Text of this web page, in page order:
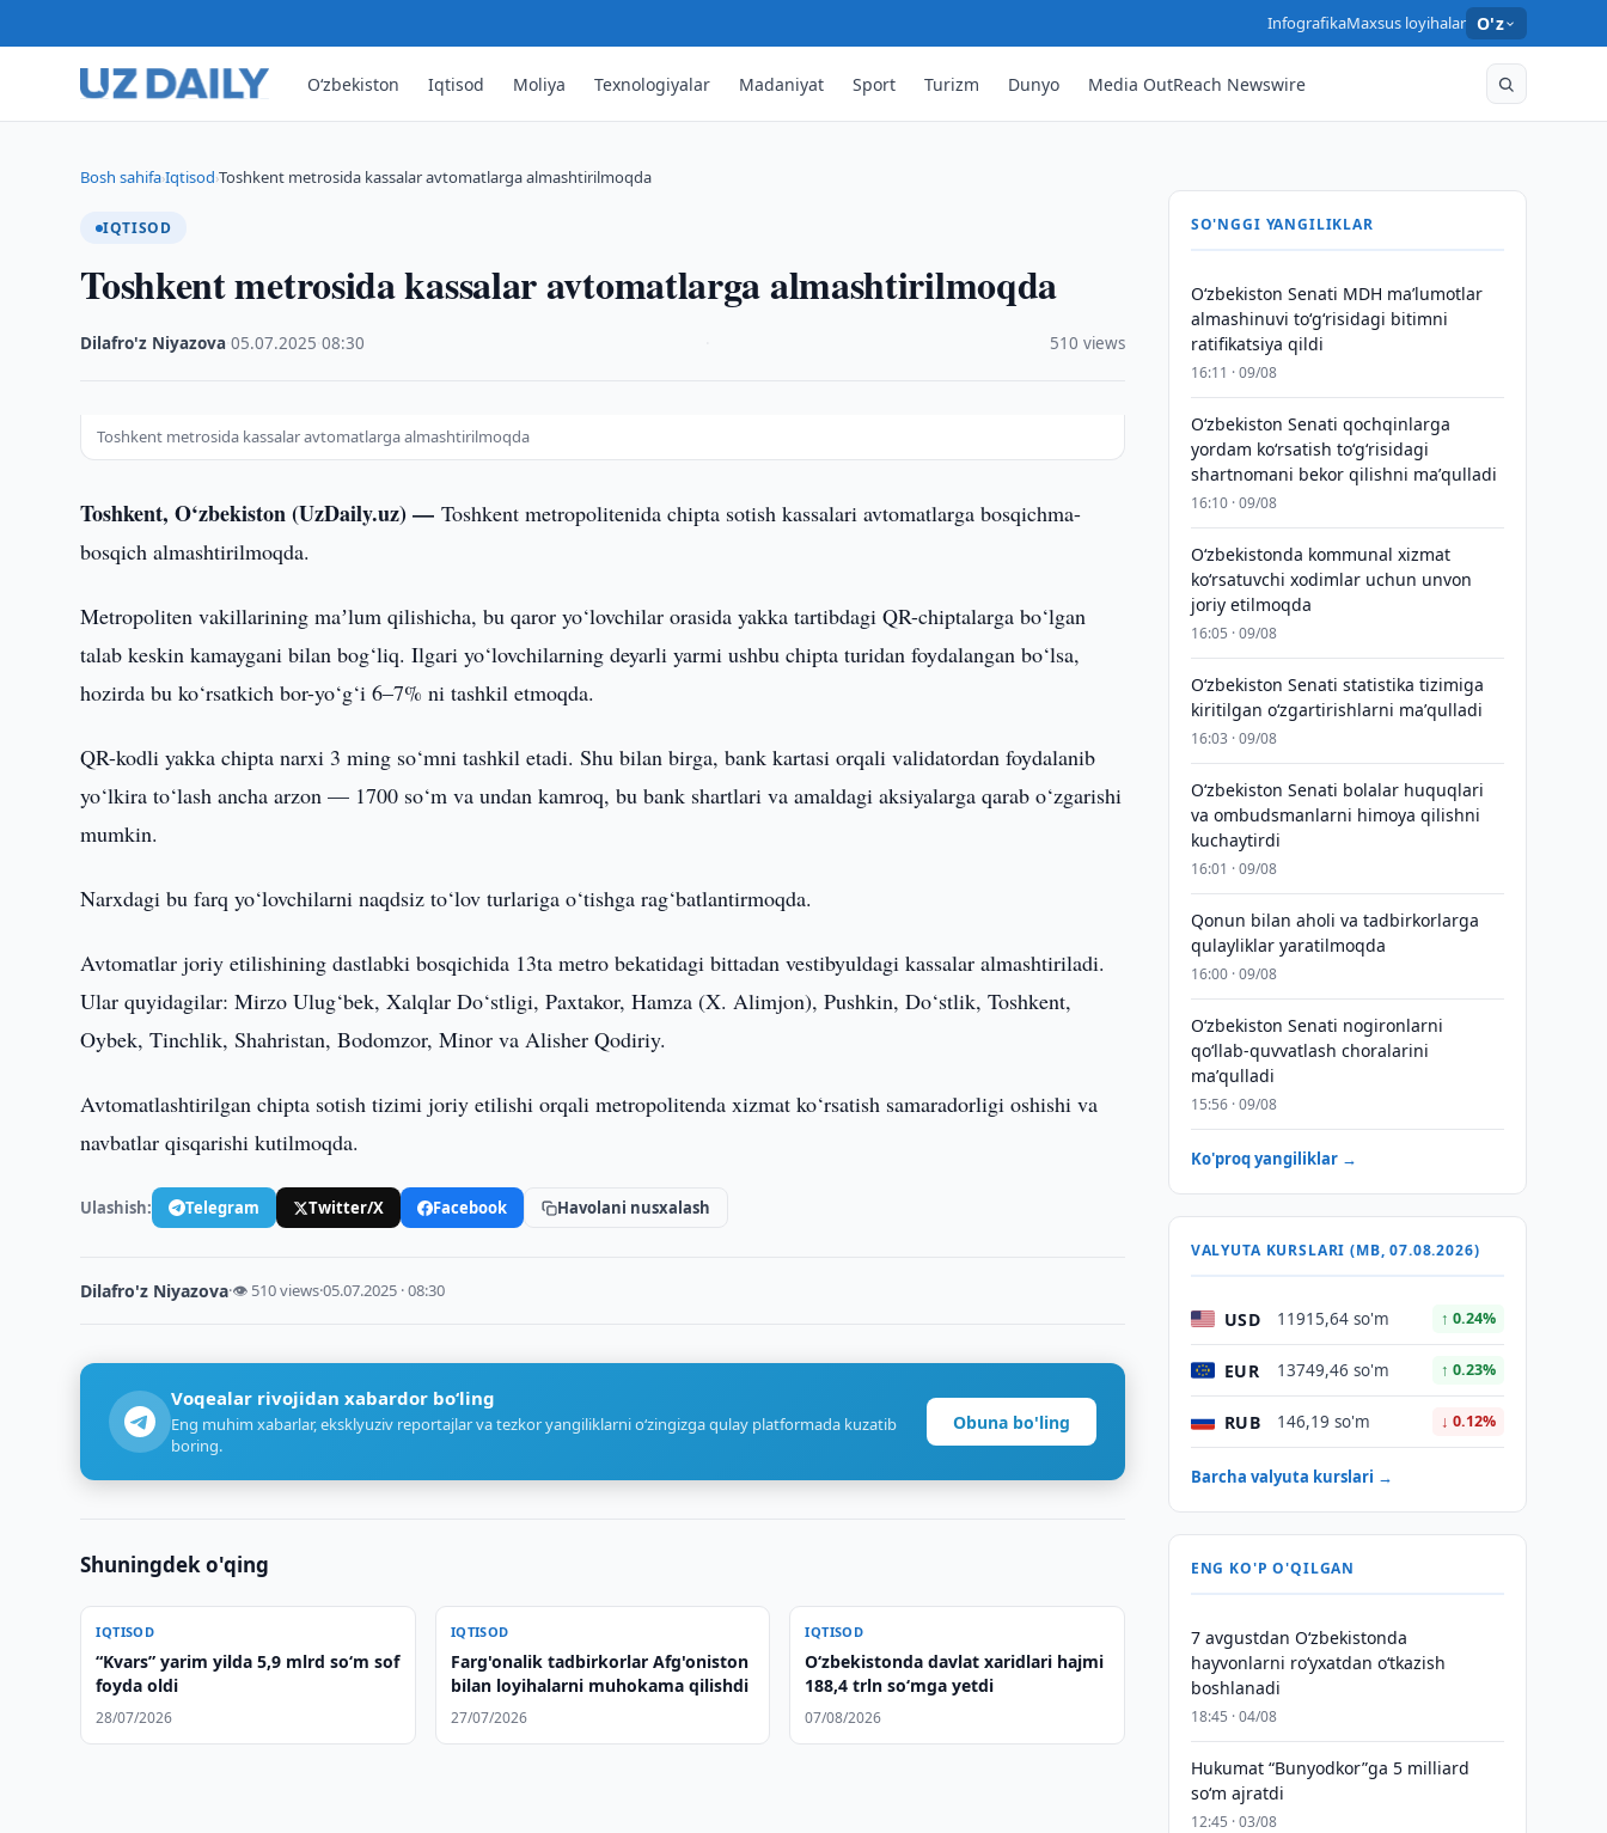
InfografikaMaxsus loyihalar O'z
O‘zbekiston Iqtisod Moliya Texnologiyalar Madaniyat Sport Turizm Dunyo Media OutReach Newswire
Bosh sahifa›Iqtisod›Toshkent metrosida kassalar avtomatlarga almashtirilmoqda
IQTISOD
Toshkent metrosida kassalar avtomatlarga almashtirilmoqda
Dilafro'z Niyazova ·05.07.2025 ·08:30 510 views
Toshkent metrosida kassalar avtomatlarga almashtirilmoqda
Toshkent, O‘zbekiston (UzDaily.uz) —Toshkent metropolitenida chipta sotish kassalari avtomatlarga bosqichma-
bosqich almashtirilmoqda.
Metropoliten vakillarining maʼlum qilishicha, bu qaror yo‘lovchilar orasida yakka tartibdagi QR-chiptalarga bo‘lgan
talab keskin kamaygani bilan bog‘liq. Ilgari yo‘lovchilarning deyarli yarmi ushbu chipta turidan foydalangan bo‘lsa,
hozirda bu ko‘rsatkich bor-yo‘g‘i 6–7% ni tashkil etmoqda.
QR-kodli yakka chipta narxi 3 ming so‘mni tashkil etadi. Shu bilan birga, bank kartasi orqali validatordan foydalanib
yo‘lkira to‘lash ancha arzon — 1700 so‘m va undan kamroq, bu bank shartlari va amaldagi aksiyalarga qarab o‘zgarishi
mumkin.
Narxdagi bu farq yo‘lovchilarni naqdsiz to‘lov turlariga o‘tishga rag‘batlantirmoqda.
Avtomatlar joriy etilishining dastlabki bosqichida 13ta metro bekatidagi bittadan vestibyuldagi kassalar almashtiriladi.
Ular quyidagilar: Mirzo Ulug‘bek, Xalqlar Do‘stligi, Paxtakor, Hamza (X. Alimjon), Pushkin, Do‘stlik, Toshkent,
Oybek, Tinchlik, Shahristan, Bodomzor, Minor va Alisher Qodiriy.
Avtomatlashtirilgan chipta sotish tizimi joriy etilishi orqali metropolitenda xizmat ko‘rsatish samaradorligi oshishi va
navbatlar qisqarishi kutilmoqda.
Ulashish: Telegram Twitter/X Facebook Havolani nusxalash
Dilafro'z Niyazova·👁 510 views·05.07.2025 · 08:30
Voqealar rivojidan xabardor bo‘ling
Eng muhim xabarlar, eksklyuziv reportajlar va tezkor yangiliklarni o‘zingizga qulay platformada kuzatib
boring.
Obuna bo'ling
Shuningdek o'qing
IQTISOD
“Kvars” yarim yilda 5,9 mlrd so‘m sof
foyda oldi
28/07/2026
IQTISOD
Farg'onalik tadbirkorlar Afg'oniston
bilan loyihalarni muhokama qilishdi
27/07/2026
IQTISOD
O‘zbekistonda davlat xaridlari hajmi
188,4 trln so‘mga yetdi
07/08/2026
SO'NGGI YANGILIKLAR
Oʻzbekiston Senati MDH maʼlumotlar
almashinuvi toʻgʻrisidagi bitimni
ratifikatsiya qildi
16:11 · 09/08
Oʻzbekiston Senati qochqinlarga
yordam koʻrsatish toʻgʻrisidagi
shartnomani bekor qilishni maʼqulladi
16:10 · 09/08
Oʻzbekistonda kommunal xizmat
koʻrsatuvchi xodimlar uchun unvon
joriy etilmoqda
16:05 · 09/08
Oʻzbekiston Senati statistika tizimiga
kiritilgan oʻzgartirishlarni maʼqulladi
16:03 · 09/08
Oʻzbekiston Senati bolalar huquqlari
va ombudsmanlarni himoya qilishni
kuchaytirdi
16:01 · 09/08
Qonun bilan aholi va tadbirkorlarga
qulayliklar yaratilmoqda
16:00 · 09/08
Oʻzbekiston Senati nogironlarni
qoʻllab-quvvatlash choralarini
maʼqulladi
15:56 · 09/08
Ko'proq yangiliklar →
VALYUTA KURSLARI (MB, 07.08.2026)
USD 11915,64 so'm ↑ 0.24%
EUR 13749,46 so'm ↑ 0.23%
RUB 146,19 so'm ↓ 0.12%
Barcha valyuta kurslari →
ENG KO'P O'QILGAN
7 avgustdan O‘zbekistonda
hayvonlarni ro‘yxatdan o‘tkazish
boshlanadi
18:45 · 04/08
Hukumat “Bunyodkor”ga 5 milliard
so‘m ajratdi
12:45 · 03/08